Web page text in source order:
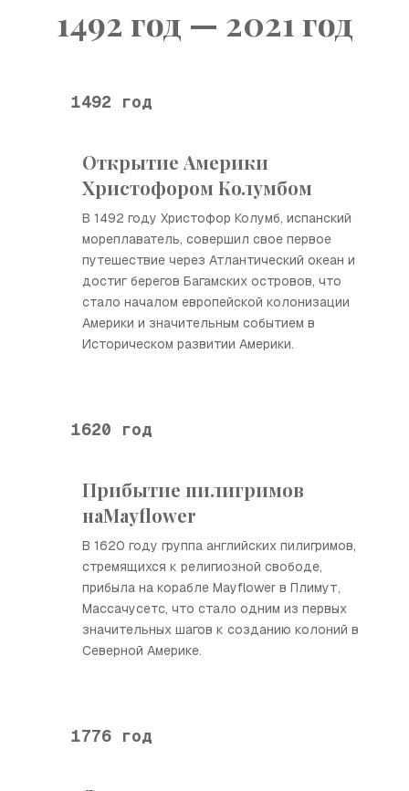
1492 год — 2021 год
1492 год
Открытие Америки
Христофором Колумбом
В 1492 году Христофор Колумб, испанский
мореплаватель, совершил свое первое
путешествие через Атлантический океан и
достиг берегов Багамских островов, что
стало началом европейской колонизации
Америки и значительным событием в
Историческом развитии Америки.
1620 год
Прибытие пилигримов
наMayflower
В 1620 году группа английских пилигримов,
стремящихся к религиозной свободе,
прибыла на корабле Mayflower в Плимут,
Массачусетс, что стало одним из первых
значительных шагов к созданию колоний в
Северной Америке.
1776 год